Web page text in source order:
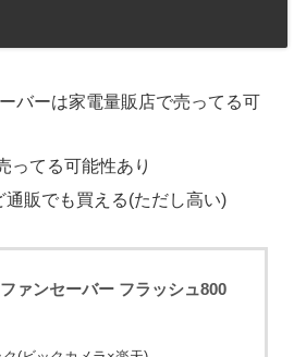
バーは家電量販店で売ってる可
ってる可能性あり
販でも買える(ただし高い)
ァンセーバー フラッシュ800